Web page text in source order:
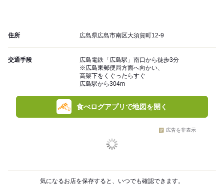
住所 広島県広島市南区大須賀町12-9
交通手段
広島電鉄「広島駅」南口から徒歩3分
※広島東郵便局方面へ向かい、
高架下をくぐったらすぐ
広島駅から304m
食べログアプリで地図を開く
広告を非表示
気になるお店を保存すると、いつでも確認できます。